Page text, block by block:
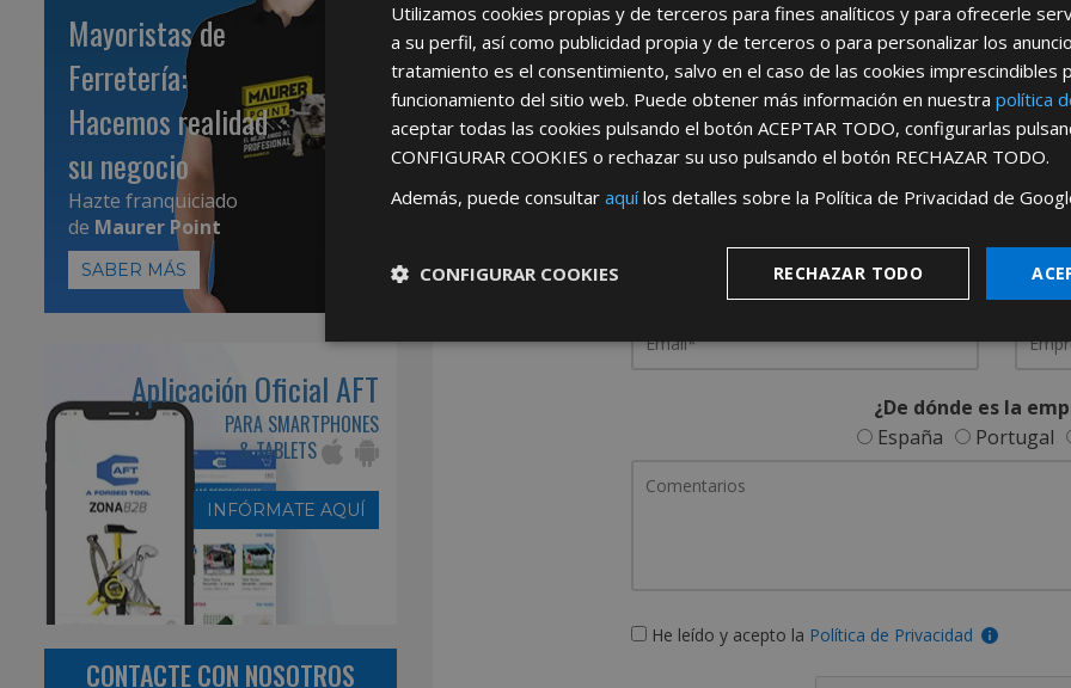
REGÍSTRATE PARA HACERTE
Desdeaquípodrá ver todas las
Rellene este formulario y nos pondremos en contacto
¿De dónde es la
España
Portugal
He leído y acepto la Política de Privacidad
Mayoristas de
Ferretería:
Hacemos realidad
su negocio
Hazte franquiciado
de Maurer Point
SABER MÁS
Aplicación Oficial AFT
PARA SMARTPHONES
& TABLETS
INFÓRMATE AQUÍ
CONTACTE CON NOSOTROS
Utilizamos cookies propias y de terceros para fines analíticos y para ofrecerle
a su perfil, así como publicidad propia y de terceros o para personalizar los
tratamiento es el consentimiento, salvo en el caso de las cookies imprescindibles
funcionamiento del sitio web. Puede obtener más información en nuestra política
aceptar todas las cookies pulsando el botón ACEPTAR TODO, configurarlas
CONFIGURAR COOKIES o rechazar su uso pulsando el botón RECHAZAR TODO.
Además, puede consultar aquílos detalles sobre la Política de Privacidad de
RECHAZAR TODO
CONFIGURAR COOKIES